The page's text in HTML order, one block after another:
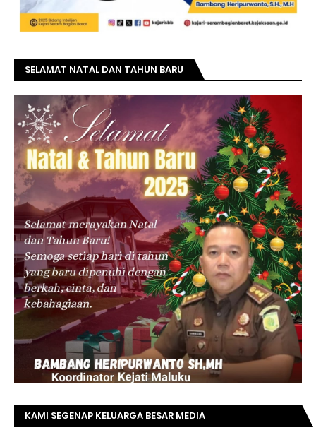
SELAMAT NATAL DAN TAHUN BARU
KAMI SEGENAP KELUARGA BESAR MEDIA